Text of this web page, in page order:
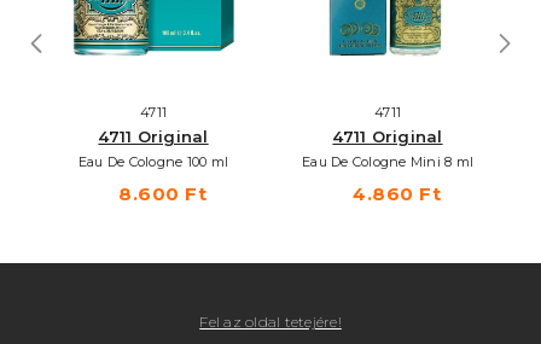
4711
4711 Original
Eau De Cologne 100 ml
8.600 Ft
4711
4711 Original
Eau De Cologne Mini 8 ml
4.860 Ft
Fel az oldal tetejére!